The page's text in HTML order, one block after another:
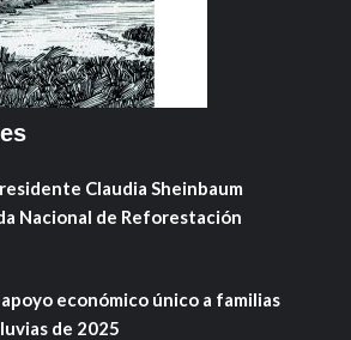
Claudia Sheinbaum
Nacional de Reforestación
económico único a familias
de 2025